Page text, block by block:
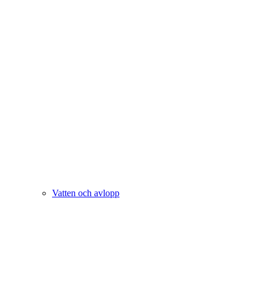
Vatten och avlopp